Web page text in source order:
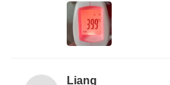
Liang